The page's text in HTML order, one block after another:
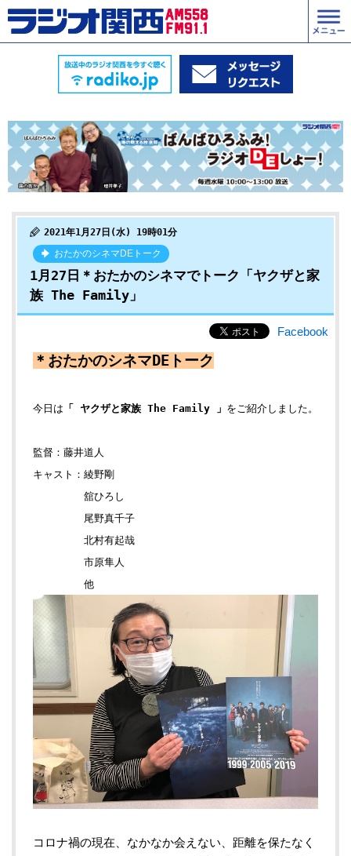
2021年1月27日(水) 19時01分
おたかのシネマDEトーク
1月27日＊おたかのシネマでトーク「ヤクザと家
族 The Family」
Facebook
＊おたかのシネマDEトーク
今日は 「 ヤクザと家族 The Family 」 をご紹介しました。
監督：藤井道人
キャスト：綾野剛
舘ひろし
尾野真千子
北村有起哉
市原隼人
他
コロナ禍の現在、なかなか会えない、距離を保たなく